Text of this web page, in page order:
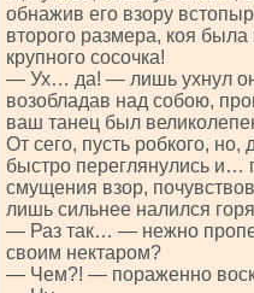
обнажив его взору
второго размера, коя
крупного сосочка!
— Ух… да! — лишь ухнул он,
возобладав над собою,
ваш танец был
От сего, пусть робкого,
быстро переглянулись и…
смущения взор,
лишь сильнее налился
— Раз так… — нежно
своим нектаром?
— Чем?! — пораженно